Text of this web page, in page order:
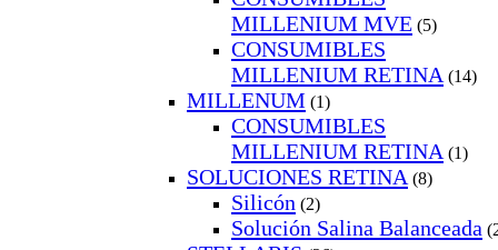
MILLENIUM MVE (5)
CONSUMIBLES
MILLENIUM RETINA (14)
MILLENUM (1)
CONSUMIBLES
MILLENIUM RETINA (1)
SOLUCIONES RETINA (8)
Silicón (2)
Solución Salina Balanceada